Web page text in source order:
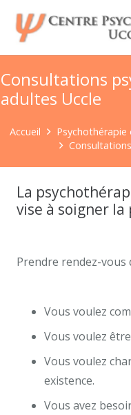
Consultations
adultes Uccle
Accueil
Psychothérapie
La
vise à soigner la
Prendre rendez-vous
Vous voulez
Vous voulez
Vous voulez
existence.
Vous avez